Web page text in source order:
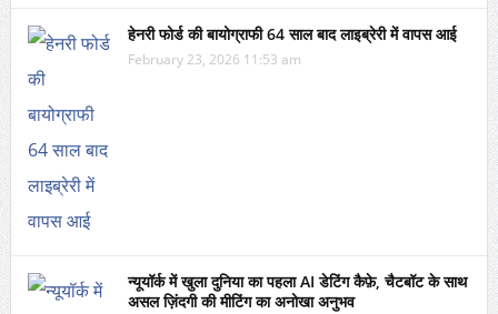
हेनरी फोर्ड की बायोग्राफी 64 साल बाद लाइब्रेरी में वापस आई
February 23, 2026 11:53 am
न्यूयॉर्क में खुला दुनिया का पहला AI डेटिंग कैफ़े, चैटबॉट के साथ
असल ज़िंदगी की मीटिंग का अनोखा अनुभव